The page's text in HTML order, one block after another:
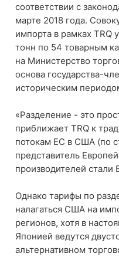
соответствии с
марте 2018 года.
импорта в рамках TRQ
тонн по 54 товарным
на Министерство
основа государства-
историческим
«Разделение - это
приближает TRQ к
потокам ЕС в США (по
представитель
производителей стали
Однако тарифы по
налагаться США на
регионов, хотя в
Японией ведутся
альтернативном